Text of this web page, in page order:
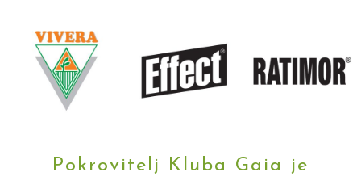
Pokrovitelj Kluba Gaia je